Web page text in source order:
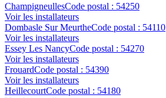
ChampigneullesCode postal : 54250
Voir les installateurs
Dombasle Sur MeurtheCode postal : 54110
Voir les installateurs
Essey Les NancyCode postal : 54270
Voir les installateurs
FrouardCode postal : 54390
Voir les installateurs
HeillecourtCode postal : 54180